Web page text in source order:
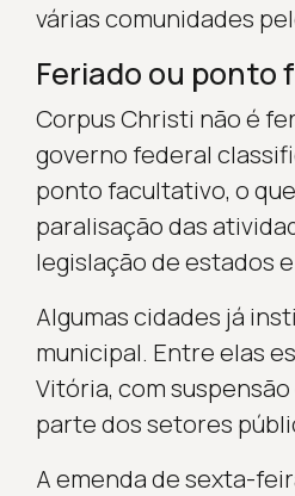
várias comunidades
Feriado ou ponto
Corpus Christi não é
governo federal
ponto facultativo, o
paralisação das
legislação de estados
Algumas cidades já
municipal. Entre elas
Vitória, com
parte dos setores
A emenda de sexta-